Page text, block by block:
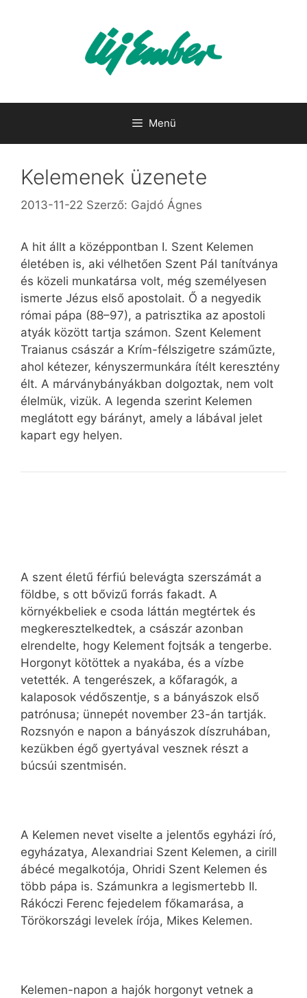
Menü
Kelemenek üzenete
2013-11-22 Szerző: Gajdó Ágnes
A hit állt a középpontban I. Szent Kelemen
életében is, aki vélhetően Szent Pál tanítványa
és közeli munkatársa volt, még személyesen
ismerte Jézus első apostolait. Ő a negyedik
római pápa (88–97), a patrisztika az apostoli
atyák között tartja számon. Szent Kelement
Traianus császár a Krím-félszigetre száműzte,
ahol kétezer, kényszermunkára ítélt keresztény
élt. A márványbányákban dolgoztak, nem volt
élelmük, vizük. A legenda szerint Kelemen
meglátott egy bárányt, amely a lábával jelet
kapart egy helyen.
A szent életű férfiú belevágta szerszámát a
földbe, s ott bővizű forrás fakadt. A
környékbeliek e csoda láttán megtértek és
megkeresztelkedtek, a császár azonban
elrendelte, hogy Kelement fojtsák a tengerbe.
Horgonyt kötöttek a nyakába, és a vízbe
vetették. A tengerészek, a kőfaragók, a
kalaposok védőszentje, s a bányászok első
patrónusa; ünnepét november 23-án tartják.
Rozsnyón e napon a bányászok díszruhában,
kezükben égő gyertyával vesznek részt a
búcsúi szentmisén.
A Kelemen nevet viselte a jelentős egyházi író,
egyházatya, Alexandriai Szent Kelemen, a cirill
ábécé megalkotója, Ohridi Szent Kelemen és
több pápa is. Számunkra a legismertebb II.
Rákóczi Ferenc fejedelem főkamarása, a
Törökországi levelek írója, Mikes Kelemen.
Kelemen-napon a hajók horgonyt vetnek a